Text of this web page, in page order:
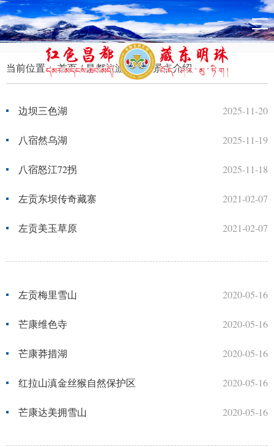
当前位置：首页/昌都旅游攻略/景点介绍
2025-11-20
边坝三色湖
2025-11-19
八宿然乌湖
2025-11-18
八宿怒江72拐
2021-02-07
左贡东坝传奇藏寨
2021-02-07
左贡美玉草原
2020-05-16
左贡梅里雪山
2020-05-16
芒康维色寺
2020-05-16
芒康莽措湖
2020-05-16
红拉山滇金丝猴自然保护区
2020-05-16
芒康达美拥雪山